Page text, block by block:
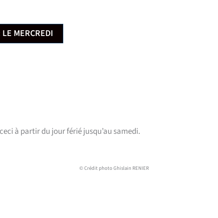
MERCREDI
à partir du jour férié jusqu’au samedi.
© Crédit photo Ghislain RENIER